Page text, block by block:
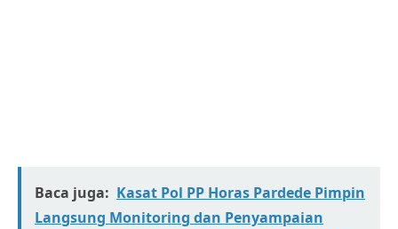
Baca juga: Kasat Pol PP Horas Pardede Pimpin
Langsung Monitoring dan Penyampaian